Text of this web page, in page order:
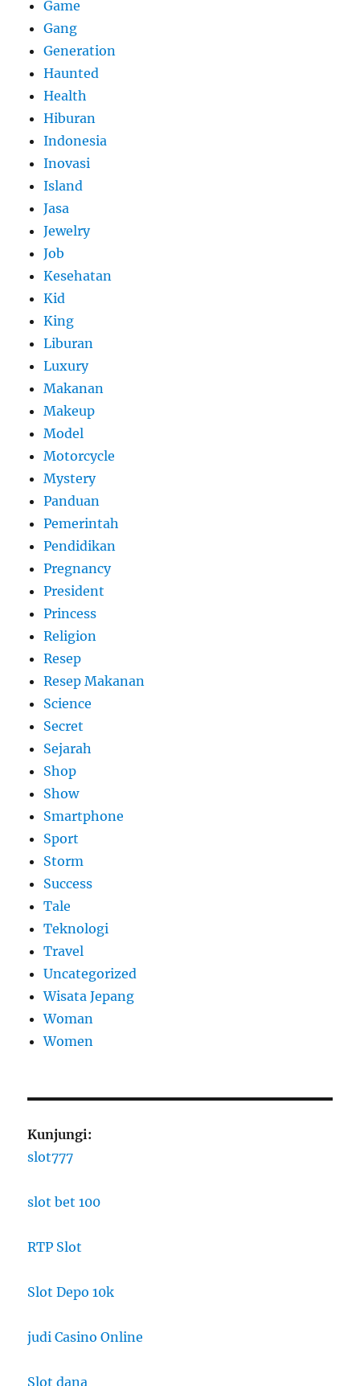
Game
Gang
Generation
Haunted
Health
Hiburan
Indonesia
Inovasi
Island
Jasa
Jewelry
Job
Kesehatan
Kid
King
Liburan
Luxury
Makanan
Makeup
Model
Motorcycle
Mystery
Panduan
Pemerintah
Pendidikan
Pregnancy
President
Princess
Religion
Resep
Resep Makanan
Science
Secret
Sejarah
Shop
Show
Smartphone
Sport
Storm
Success
Tale
Teknologi
Travel
Uncategorized
Wisata Jepang
Woman
Women
Kunjungi:
slot777
slot bet 100
RTP Slot
Slot Depo 10k
judi Casino Online
Slot dana